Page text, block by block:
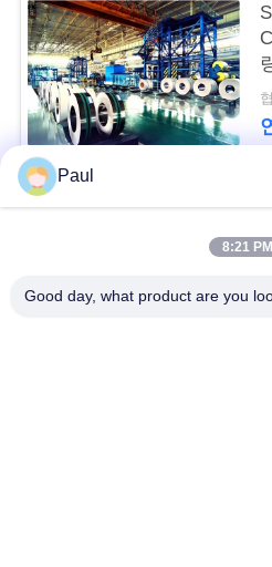
인
용
문
을
요
하
마텐 자이 트계 스테
Paul
8:21 PM
Good day, what product are you